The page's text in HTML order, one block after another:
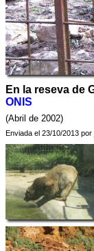
En la reseva de
ONIS
(Abril de 2002)
Enviada el 23/10/2013 por